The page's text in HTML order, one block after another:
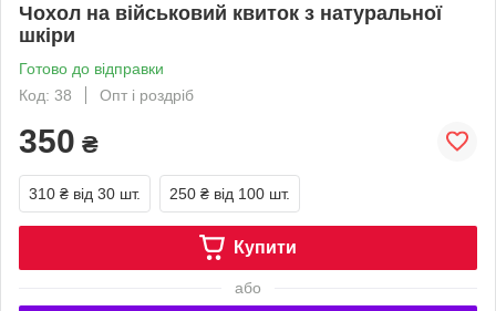
Чохол на військовий квиток з натуральної
шкіри
Готово до відправки
Код: 38
Опт і роздріб
350 ₴
310 ₴ від 30 шт. 250 ₴ від 100 шт.
Купити
або